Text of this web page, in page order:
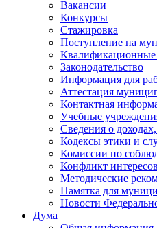
Вакансии
Конкурсы
Стажировка
Поступление на
Квалификационные
Законодательство
Информация для
Аттестация
Контактная
Учебные
Сведения о
Кодексы этики и
Комиссии по
Конфликт
Методические
Памятка для
Новости
Дума